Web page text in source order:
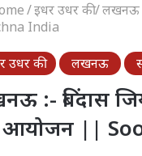
/इधर उधर की/लखनऊ
India
उधर की लखनऊ
:- बिंदास
आयोजन ||